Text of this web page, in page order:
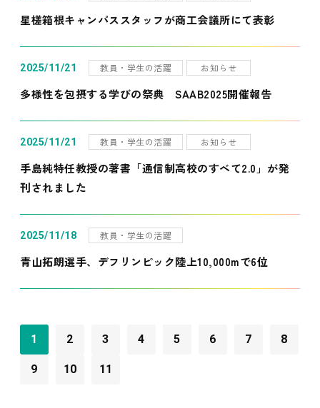
星槎箱根キャンパススタッフが商工会議所にて表彰
2025/11/21 教員・学生の活躍 お知らせ
多様性を包摂する学びの祭典 SAAB2025開催報告
2025/11/21 教員・学生の活躍 お知らせ
手島純特任教授の著書「通信制高校のすべて2.0」が発
刊されました
2025/11/18 教員・学生の活躍
青山拓朗選手、デフリンピック陸上10,000mで6位
1 2 3 4 5 6 7 8
9 10 11